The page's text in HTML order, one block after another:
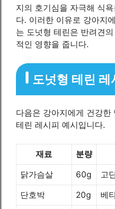
지의 호기심을 자극해 식
다. 이러한 이유로 강아지
는 도넛형 테린은 반려견
적인 영향을 줍니다.
도넛형 테린 레
다음은 강아지에게 건강한
테린 레시피 예시입니다.
재료 분량
닭가슴살 60g 고
단호박 20g 베